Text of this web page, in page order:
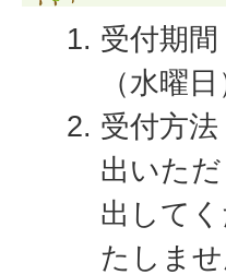
受付期
（水曜
受付方
出いた
出して
たしま